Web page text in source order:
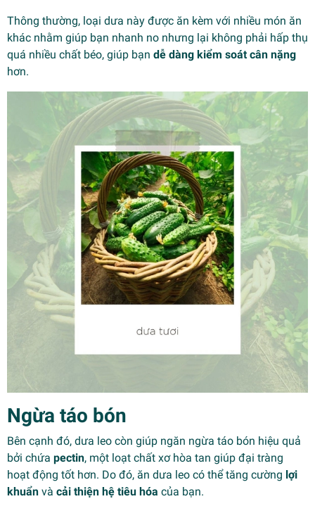
Thông thường, loại dưa này được ăn kèm với nhiều món ăn
khác nhằm giúp bạn nhanh no nhưng lại không phải hấp thụ
quá nhiều chất béo, giúp bạn dễ dàng kiểm soát cân nặng
hơn.
Ngừa táo bón
Bên cạnh đó, dưa leo còn giúp ngăn ngừa táo bón hiệu quả
bởi chứa pectin, một loạt chất xơ hòa tan giúp đại tràng
hoạt động tốt hơn. Do đó, ăn dưa leo có thể tăng cường lợi
khuẩn và cải thiện hệ tiêu hóa của bạn.